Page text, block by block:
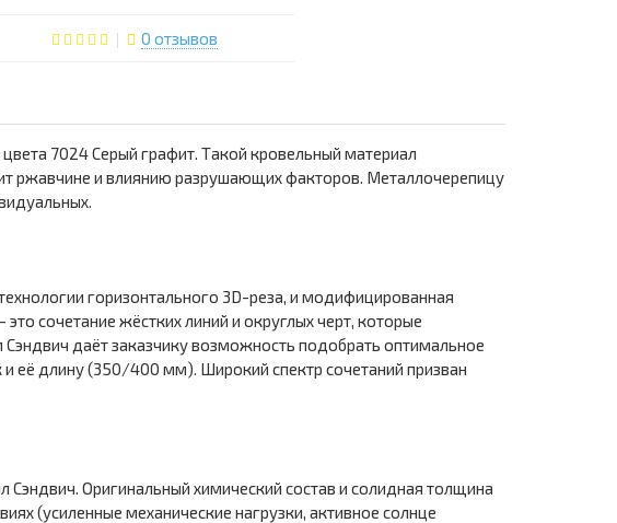
0 отзывов
7024 Серый графит. Такой кровельный материал
ржавчине и влиянию разрушающих факторов. Металлочерепицу
горизонтального 3D-реза, и модифицированная
сочетание жёстких линий и округлых черт, которые
даёт заказчику возможность подобрать оптимальное
её длину (350/400 мм). Широкий спектр сочетаний призван
Оригинальный химический состав и солидная толщина
(усиленные механические нагрузки, активное солнце